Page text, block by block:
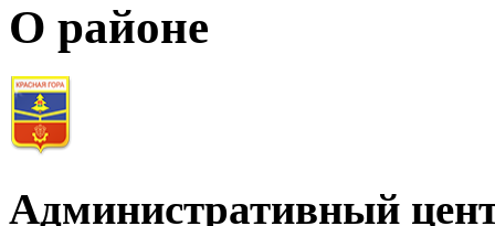
О районе
Административный